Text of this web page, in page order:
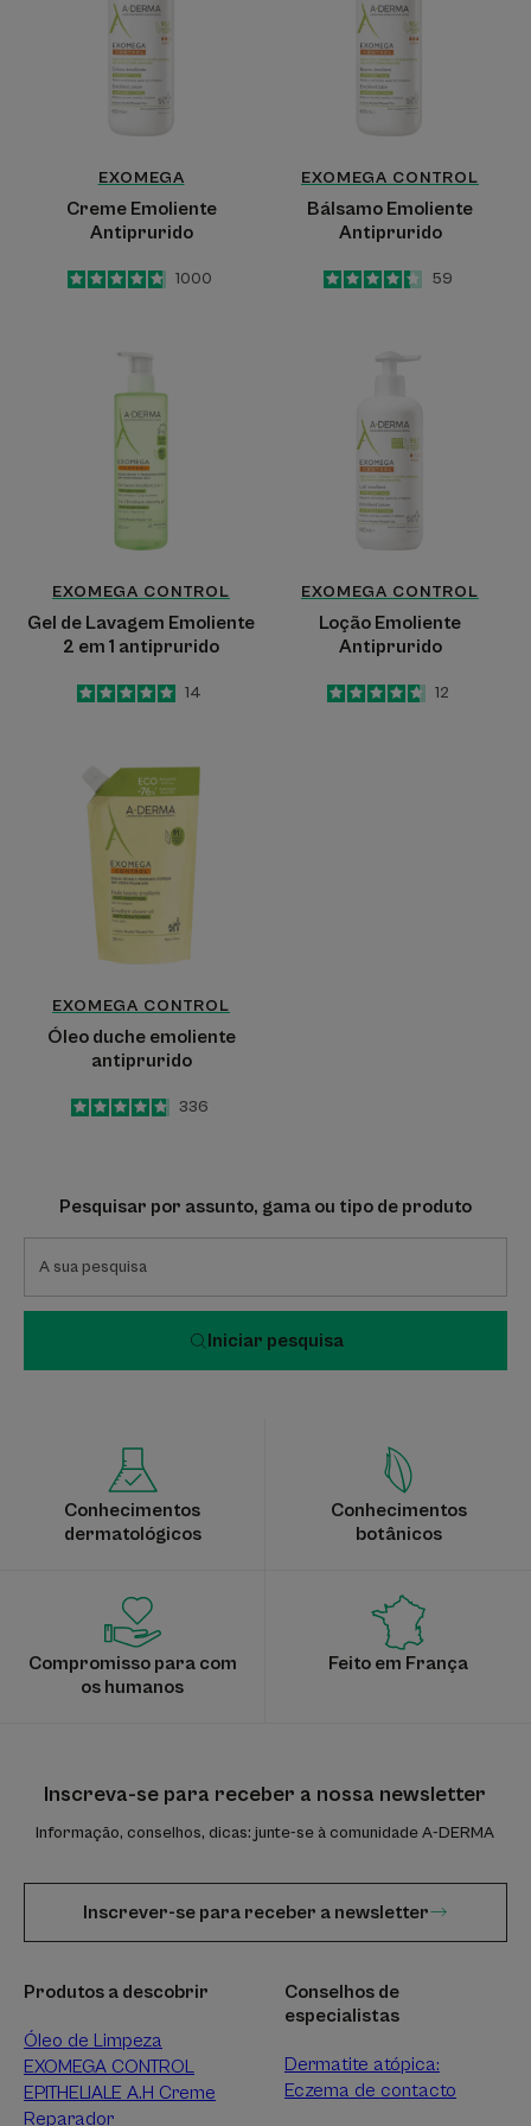
EXOMEGA
Creme Emoliente
Antiprurido
4.8
/5
1000
EXOMEGA CONTROL
Bálsamo Emoliente
Antiprurido
4.3
/5
59
Lavagem
Emoliente
em
1
antiprurido
EXOMEGA CONTROL
Gel de Lavagem Emoliente
2 em 1 antiprurido
5
/5
14
EXOMEGA CONTROL
Loção Emoliente
Antiprurido
4.7
/5
12
duche
emoliente
antiprurido
EXOMEGA CONTROL
Óleo duche emoliente
antiprurido
4.8
/
5
336
Pesquisar por assunto, gama ou tipo de produto
Iniciar pesquisa
Conhecimentos
dermatológicos
Conhecimentos
botânicos
Compromisso para com
os humanos
Feito em França
Inscreva-se para receber a nossa newsletter
Informação, conselhos, dicas: junte-se à comunidade A-DERMA
Inscrever-se para receber a newsletter
Produtos a descobrir
Óleo de Limpeza
EXOMEGA CONTROL
EPITHELIALE A.H Creme
Reparador
Conselhos de
especialistas
Dermatite atópica:
Eczema de contacto